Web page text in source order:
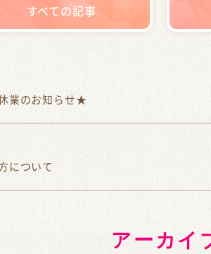
すべての記事
業のお知らせ★
について
アーカイ